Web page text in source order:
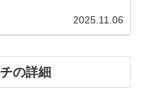
2025.11.06
の詳細